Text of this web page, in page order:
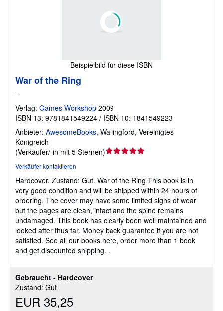
Beispielbild für diese ISBN
Gebraucht - Hardcover
Zustand: Gut
EUR 35,25
War of the Ring
-
Verlag: Games Workshop 2009
ISBN 13: 9781841549224 / ISBN 10: 1841549223
Anbieter: AwesomeBooks, Wallingford, Vereinigtes
Königreich
(Verkäufer/-in mit 5 Sternen)Verkäuferbewertung
5
Sternen
Verkäufer kontaktieren
Hardcover. Zustand: Gut. War of the Ring This book is in
very good condition and will be shipped within 24 hours of
ordering. The cover may have some limited signs of wear
but the pages are clean, intact and the spine remains
undamaged. This book has clearly been well maintained and
looked after thus far. Money back guarantee if you are not
satisfied. See all our books here, order more than 1 book
and get discounted shipping. .